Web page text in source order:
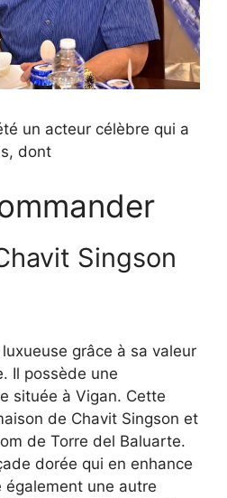
un acteur célèbre qui a
dont
Singson
grâce à sa valeur
Il possède une
située à Vigan. Cette
de Chavit Singson et
de Torre del Baluarte.
dorée qui en enhance
une autre